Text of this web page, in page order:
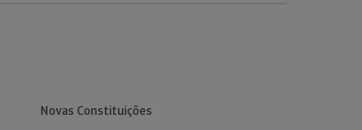
Novas Constituições